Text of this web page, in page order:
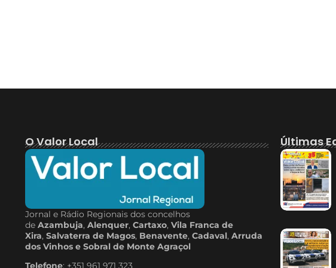
O Valor Local
Jornal e Rádio Regionais dos concelhos
de Azambuja, Alenquer, Cartaxo, Vila Franca de
Xira, Salvaterra de Magos, Benavente, Cadaval, Arruda
dos Vinhos e Sobral de Monte Agraçol
Telefone: +351 961 971 323
Últimas